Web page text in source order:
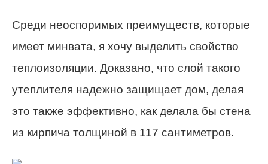
Среди неоспоримых преимуществ, которые
имеет минвата, я хочу выделить свойство
теплоизоляции. Доказано, что слой такого
утеплителя надежно защищает дом, делая
это также эффективно, как делала бы стена
из кирпича толщиной в 117 сантиметров.